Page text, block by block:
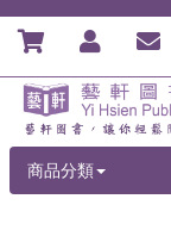
商品分類